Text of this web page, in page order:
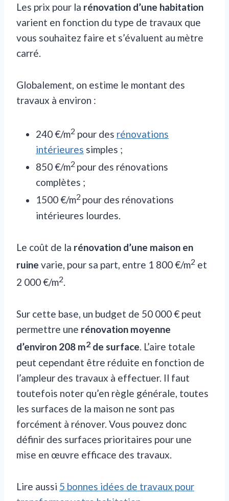
Les prix pour la rénovation d’une habitation
varient en fonction du type de travaux que
vous souhaitez faire et s’évaluent au mètre
carré.
Globalement, on estime le montant des
travaux à environ :
240 €/m2 pour des rénovations
intérieures simples ;
850 €/m2 pour des rénovations
complètes ;
1500 €/m2 pour des rénovations
intérieures lourdes.
Le coût de la rénovation d’une maison en
ruine varie, pour sa part, entre 1 800 €/m2 et
2 000 €/m2.
Sur cette base, un budget de 50 000 € peut
permettre une rénovation moyenne
d’environ 208 m2 de surface. L’aire totale
peut cependant être réduite en fonction de
l’ampleur des travaux à effectuer. Il faut
toutefois noter qu’en règle générale, toutes
les surfaces de la maison ne sont pas
forcément à rénover. Vous pouvez donc
définir des surfaces prioritaires pour une
mise en œuvre efficace des travaux.
Lire aussi 5 bonnes idées de travaux pour